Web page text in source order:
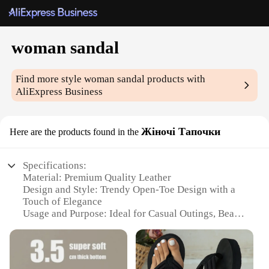
woman sandal
Find more stylewoman sandal products with
AliExpress Business
Here are the products found in the Жіночі Тапочки
Specifications:
Material: Premium Quality Leather
Design and Style: Trendy Open-Toe Design with a
Touch of Elegance
Usage and Purpose: Ideal for Casual Outings, Beach
Performance and Property: Lightweight and
Comfortable with a Non-Slip Sole
Shape or Size or Weight or Quantity: Available in